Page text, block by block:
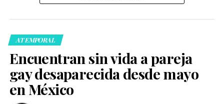
ATEMPORAL
Encuentran sin vida a pareja
gay desaparecida desde mayo
en México